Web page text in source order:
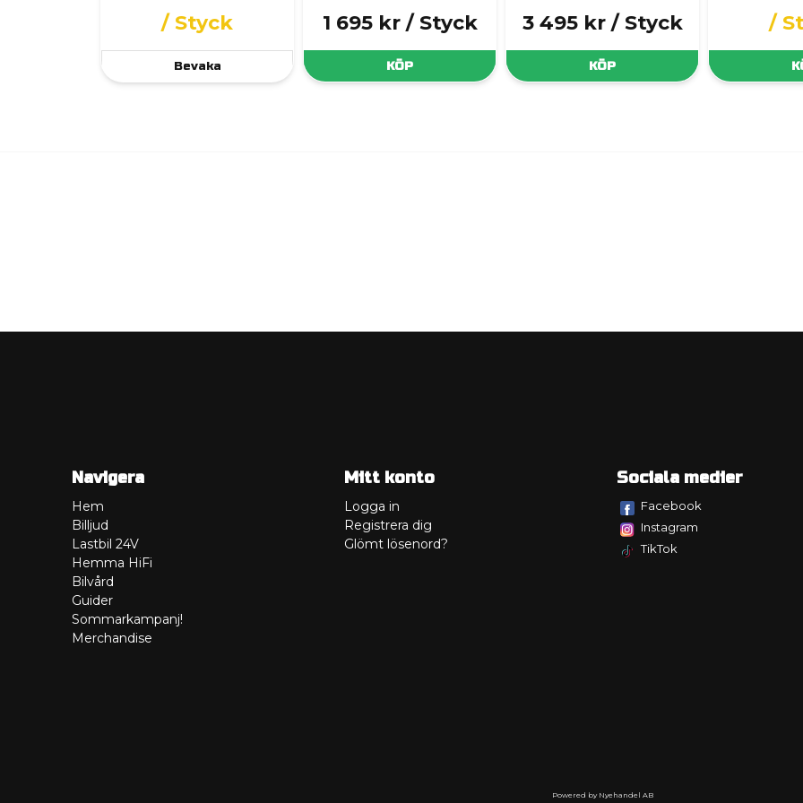
/ Styck
Bevaka
1 695 kr / Styck
KÖP
3 495 kr / Styck
KÖP
/
Navigera
Hem
Billjud
Lastbil 24V
Hemma HiFi
Bilvård
Guider
Sommarkampanj!
Merchandise
Mitt konto
Logga in
Registrera dig
Glömt lösenord?
Sociala medier
Facebook
Instagram
TikTok
Powered by Nyehandel AB